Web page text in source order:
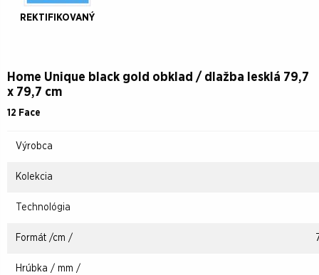
REKTIFIKOVANÝ
Home Unique black gold obklad / dlažba lesklá 79,7
x 79,7 cm
12 Face
Výrobca
Kolekcia
Technológia
Formát /cm /
Hrúbka / mm /